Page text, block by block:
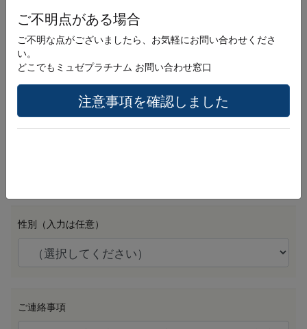
ご不明点がある場合
ご不明な点がございましたら、お気軽にお問い合わせくださ
い。
どこでもミュゼプラチナム お問い合わせ窓口
注意事項を確認しました
必須
性別（入力は任意）
ご連絡事項